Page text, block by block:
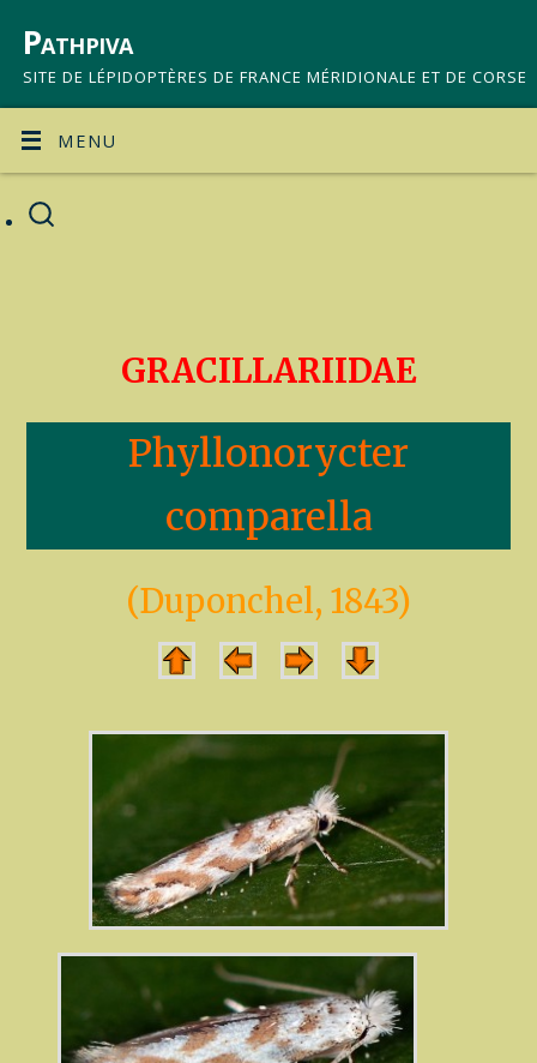
Pathpiva
SITE DE LÉPIDOPTÈRES DE FRANCE MÉRIDIONALE ET DE CORSE
MENU
GRACILLARIIDAE
Phyllonorycter
comparella
(Duponchel, 1843)